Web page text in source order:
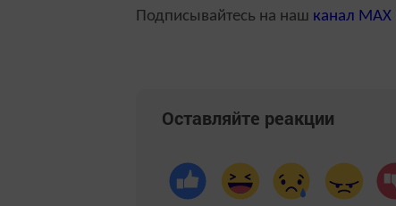
Подписывайтесь на наш канал MAX
Оставляйте реакции